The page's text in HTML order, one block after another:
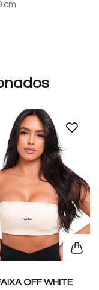
cm
OFF WHITE